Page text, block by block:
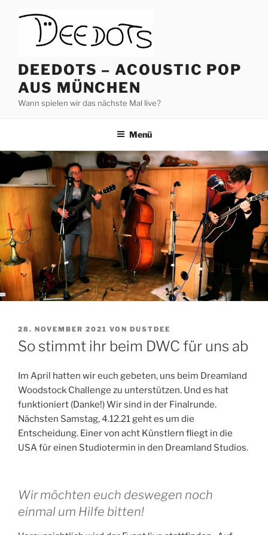
Inhalt
DEEDOTS – ACOUSTIC POP
AUS MÜNCHEN
Wann spielen wir das nächste Mal live?
Menü
VERÖFFENTLICHT
AM
28. NOVEMBER 2021 VON DUSTDEE
So stimmt ihr beim DWC für uns ab
Im April hatten wir euch gebeten, uns beim Dreamland
Woodstock Challenge zu unterstützen. Und es hat
funktioniert (Danke!) Wir sind in der Finalrunde.
Nächsten Samstag, 4.12.21 geht es um die
Entscheidung. Einer von acht Künstlern fliegt in die
USA für einen Studiotermin in den Dreamland Studios.
Wir möchten euch deswegen noch
einmal um Hilfe bitten!